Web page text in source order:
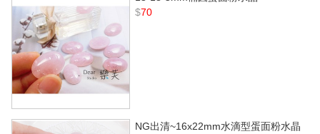
$70
NG出清~16x22mm水滴型蛋面粉水晶